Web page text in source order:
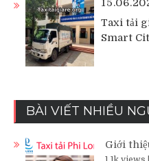
Taxi tải
Smart
BÀI VIẾT NHIỀU
Giới